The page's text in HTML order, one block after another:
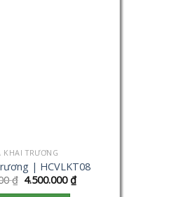
KHAI TRƯƠNG
| HCVLKT08
₫ 4.500.000₫